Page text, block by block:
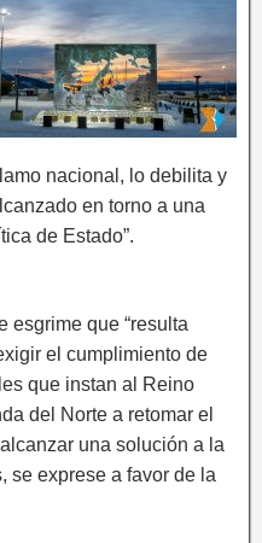
nacional, lo debilita y
en torno a una
de Estado”.
esgrime que “resulta
el cumplimiento de
que instan al Reino
del Norte a retomar el
una solución a la
se exprese a favor de la